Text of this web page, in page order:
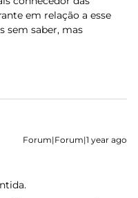
em relação a esse
sem saber, mas
Forum|Forum|1 year ago